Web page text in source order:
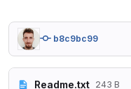
b8c9bc99
Readme.txt 243 B